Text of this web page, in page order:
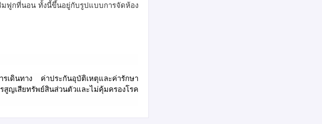
มฟูกที่นอน ทั้งนี้ขึ้นอยู่กับรูปแบบการจัดห้อง
เดินทาง ค่าประกันอุบัติเหตุและค่ารักษา
สูญเสียทรัพย์สินส่วนตัวและไม่คุ้มครองโรค